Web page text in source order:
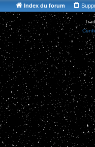
Index du forum